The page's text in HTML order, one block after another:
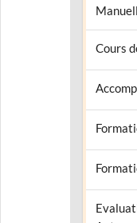
Cours